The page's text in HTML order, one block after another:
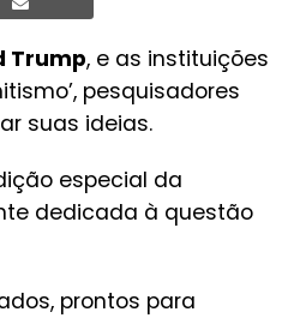
Trump, e as instituições
pesquisadores
suas ideias.
especial da
dedicada à questão
prontos para